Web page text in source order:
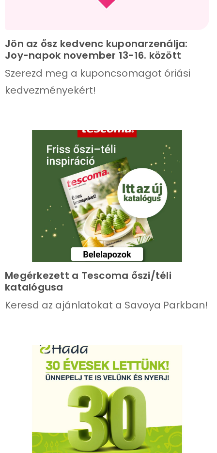
Jön az ősz kedvenc kuponarzenálja:
Joy-napok november 13-16. között
Szerezd meg a kuponcsomagot óriási
kedvezményekért!
Megérkezett a Tescoma őszi/téli
katalógusa
Keresd az ajánlatokat a Savoya Parkban!